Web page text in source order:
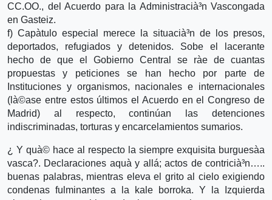
CC.OO., del Acuerdo para la Administracià³n Vascongada
en Gasteiz.
f) Capà­tulo especial merece la situacià³n de los presos,
deportados, refugiados y detenidos. Sobe el lacerante
hecho de que el Gobierno Central se rà­e de cuantas
propuestas y peticiones se han hecho por parte de
Instituciones y organismos, nacionales e internacionales
(là©ase entre estos últimos el Acuerdo en el Congreso de
Madrid) al respecto, continúan las detenciones
indiscriminadas, torturas y encarcelamientos sumarios.
¿ Y quà© hace al respecto la siempre exquisita burguesà­a
vasca?. Declaraciones aquà­ y allá; actos de contricià³n…..
buenas palabras, mientras eleva el grito al cielo exigiendo
condenas fulminantes a la kale borroka. Y la Izquierda